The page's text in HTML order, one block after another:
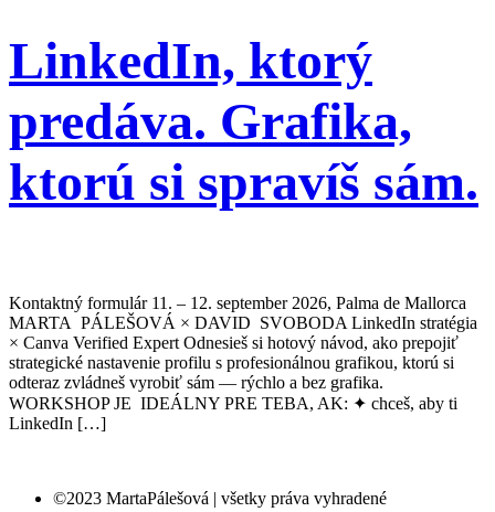
LinkedIn, ktorý
predáva. Grafika,
ktorú si spravíš sám.
Kontaktný formulár 11. – 12. september 2026, Palma de Mallorca
MARTA PÁLEŠOVÁ × DAVID SVOBODA LinkedIn stratégia
× Canva Verified Expert Odnesieš si hotový návod, ako prepojiť
strategické nastavenie profilu s profesionálnou grafikou, ktorú si
odteraz zvládneš vyrobiť sám — rýchlo a bez grafika.
WORKSHOP JE IDEÁLNY PRE TEBA, AK: ✦ chceš, aby ti
LinkedIn […]
©2023 MartaPálešová | všetky práva vyhradené